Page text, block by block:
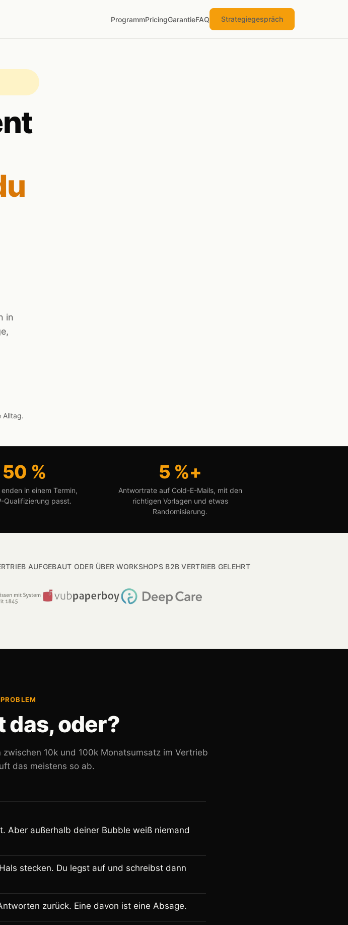
ProgrammPricingGarantieFAQ Strategiegespräch
in
Alltag.
%
in einem Termin,
Qualifizierung passt.
5 %+
Antwortrate auf Cold-E-Mails, mit den
richtigen Vorlagen und etwas
Randomisierung.
AUFGEBAUT ODER ÜBER WORKSHOPS B2B VERTRIEB GELEHRT
das, oder?
10k und 100k Monatsumsatz im Vertrieb
das meistens so ab.
Aber außerhalb deiner Bubble weiß niemand
stecken. Du legst auf und schreibst dann
zurück. Eine davon ist eine Absage.